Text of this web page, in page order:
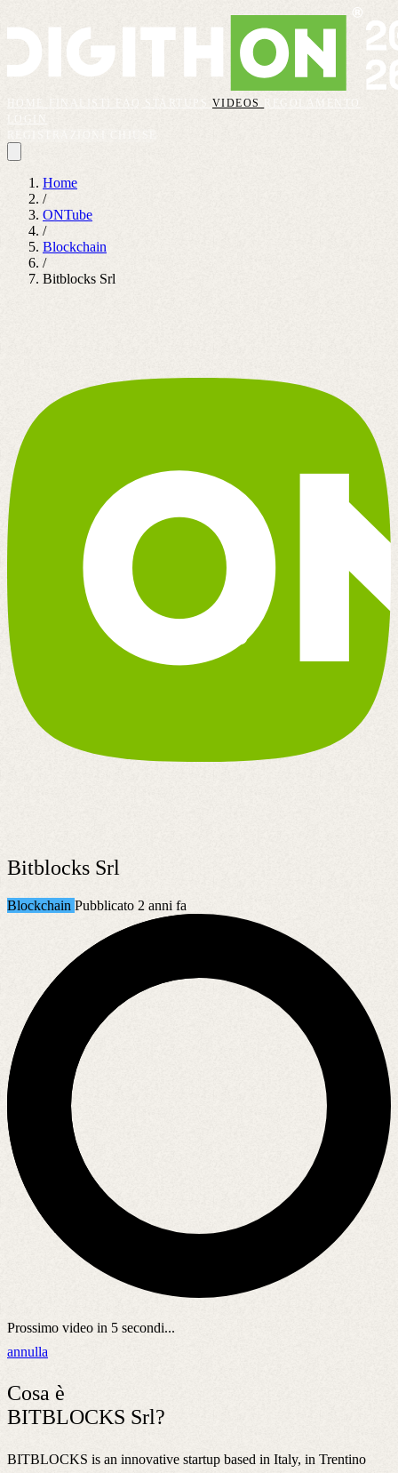
VIDEOS
REGOLAMENTO
Home
/
ONTube
/
Blockchain
/
Bitblocks Srl
Bitblocks Srl
Blockchain Pubblicato 2 anni fa
Prossimo video in 5 secondi...
annulla
Cosa è
BITBLOCKS Srl?
BITBLOCKS is an innovative startup based in Italy, in Trentino